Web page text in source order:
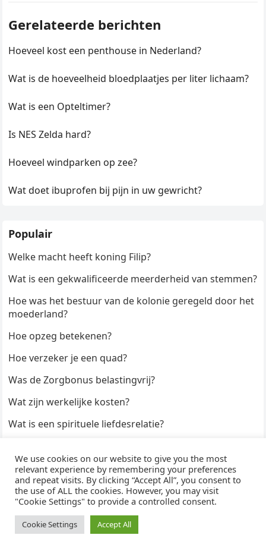
Gerelateerde berichten
Hoeveel kost een penthouse in Nederland?
Wat is de hoeveelheid bloedplaatjes per liter lichaam?
Wat is een Opteltimer?
Is NES Zelda hard?
Hoeveel windparken op zee?
Wat doet ibuprofen bij pijn in uw gewricht?
Populair
Welke macht heeft koning Filip?
Wat is een gekwalificeerde meerderheid van stemmen?
Hoe was het bestuur van de kolonie geregeld door het
moederland?
Hoe opzeg betekenen?
Hoe verzeker je een quad?
Was de Zorgbonus belastingvrij?
Wat zijn werkelijke kosten?
Wat is een spirituele liefdesrelatie?
Hoe duur zijn Keukendeurtjes?
© 2026WijzeAntwoorden- Thema doorWPEnjoy· Aangedreven door
WordPress
We use cookies on our website to give you the most
relevant experience by remembering your preferences
and repeat visits. By clicking “Accept All”, you consent to
the use of ALL the cookies. However, you may visit
"Cookie Settings" to provide a controlled consent.
Cookie Settings Accept All